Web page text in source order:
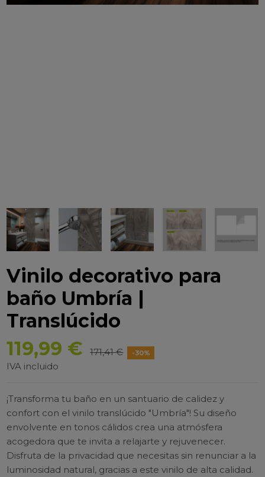
Vinilo decorativo para
baño Umbría |
Translúcido
119,99 €
171,41 € -30%
IVA incluido
¡Transforma tu baño en un santuario de calidez y
confort con el vinilo translúcido "Umbría"! Su diseño
envolvente en tonos cálidos crea una atmósfera
acogedora que te invita a relajarte y rejuvenecer.
Disfruta de la privacidad que necesitas sin renunciar a la
luminosidad natural, gracias a este vinilo de alta calidad.